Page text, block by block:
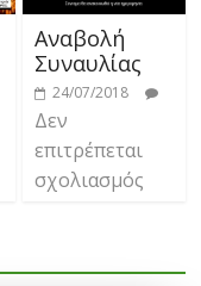
Αναβολή
Συναυλίας
24/07/2018
Δεν
επιτρέπεται
σχολιασμός